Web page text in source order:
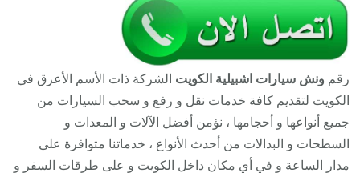
رقم ونش سيارات اشبيلية الكويت الشركة ذات الأسم الأعرق في
الكويت لتقديم كافة خدمات نقل و رفع و سحب السيارات من
جميع أنواعها و أحجامها ، نؤمن أفضل الآلات و المعدات و
السطحات و البدالات من أحدث الأنواع ، خدماتنا متوافرة على
مدار الساعة و في أي مكان داخل الكويت و على طرقات السفر و